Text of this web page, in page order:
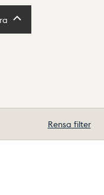
Rensa filter